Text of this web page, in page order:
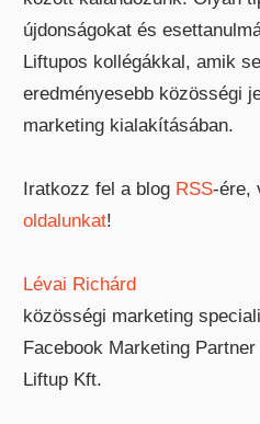
újdonságokat és
Liftupos kollégákkal, amik
eredményesebb közösségi
marketing kialakításában.
Iratkozz fel a blog RSS-ére,
oldalunkat!
Lévai Richárd
közösségi marketing
Facebook Marketing Partner
Liftup Kft.